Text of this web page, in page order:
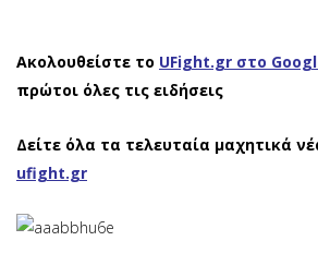
Ακολουθείστε το UFight.gr στο
πρώτοι όλες τις ειδήσεις
Δείτε όλα τα τελευταία μαχητικά
ufight.gr